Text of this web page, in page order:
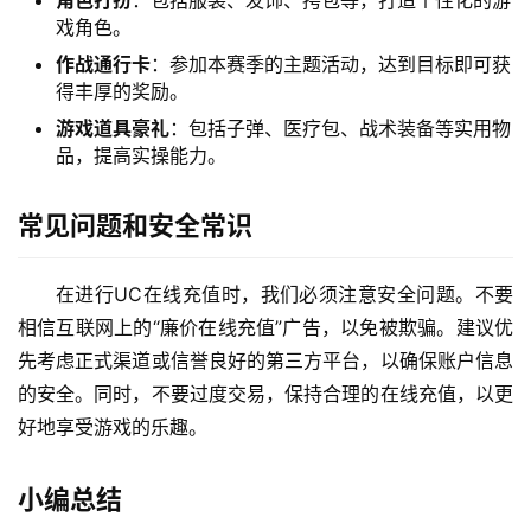
戏角色。
作战通行卡：参加本赛季的主题活动，达到目标即可获
得丰厚的奖励。
游戏道具豪礼：包括子弹、医疗包、战术装备等实用物
品，提高实操能力。
常见问题和安全常识
在进行UC在线充值时，我们必须注意安全问题。不要
相信互联网上的“廉价在线充值”广告，以免被欺骗。建议优
先考虑正式渠道或信誉良好的第三方平台，以确保账户信息
的安全。同时，不要过度交易，保持合理的在线充值，以更
好地享受游戏的乐趣。
小编总结